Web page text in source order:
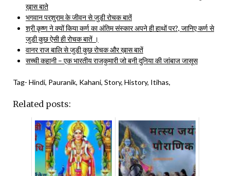
ख़ास बाते
भगवान परशुराम के जीवन से जुडी रोचक बातें
श्री कृष्ण ने क्यों किया कर्ण का अंतिम संस्कार अपने ही हाथों पर?, जानिए कर्ण से
जुडी कुछ ऐसी ही रोचक बातें ।
वानर राज बालि से जुडी कुछ रोचक और ख़ास बातें
सच्ची कहानी – एक भारतीय राजकुमारी जो बनी दुनिया की जांबाज जासूस
Tag- Hindi, Pauranik, Kahani, Story, History, Itihas,
Related posts: